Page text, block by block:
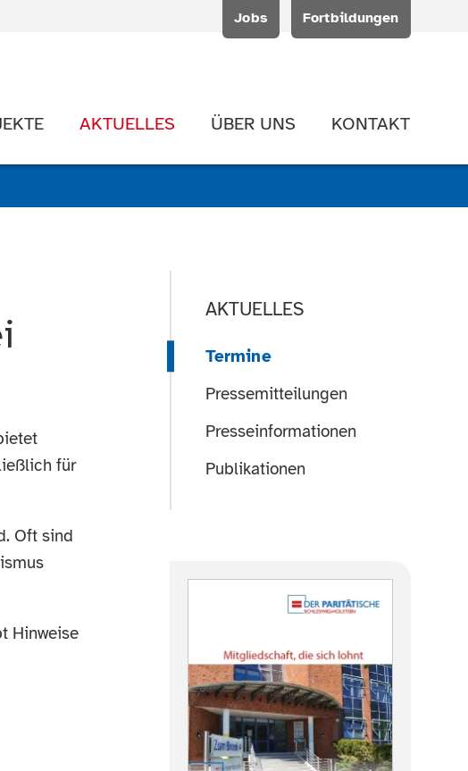
Jobs Fortbildungen
AKTUELLES ÜBER UNS KONTAKT
für
Oft sind
Hinweise
AKTUELLES
Termine
Pressemitteilungen
Presseinformationen
Publikationen